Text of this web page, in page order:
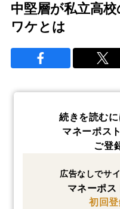
中堅層が私立高
ワケとは
続きを読む
マネーポス
ご登
広告なしでサ
マネーポ
初回登